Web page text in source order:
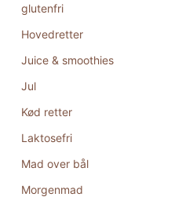
glutenfri
Hovedretter
Juice & smoothies
Jul
Kød retter
Laktosefri
Mad over bål
Morgenmad